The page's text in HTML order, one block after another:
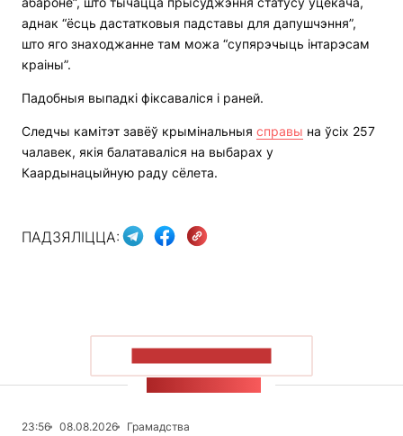
аднак “ёсць дастатковыя падставы для дапушчэння”,
што яго знаходжанне там можа “супярэчыць інтарэсам
краіны”.
Падобныя выпадкі фіксаваліся і раней.
Следчы камітэт завёў крымінальныя справы на ўсіх 257
чалавек, якія балатаваліся на выбарах у
Каардынацыйную раду сёлета.
ПАДЗЯЛІЦЦА:
23:56 08.08.2026
Грамадства